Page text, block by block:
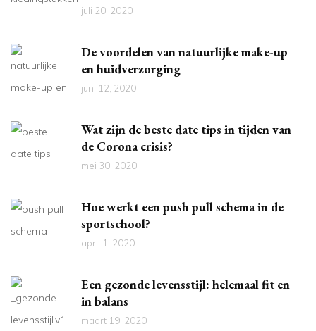
juli 20, 2020
De voordelen van natuurlijke make-up
en huidverzorging
juni 12, 2020
Wat zijn de beste date tips in tijden van
de Corona crisis?
mei 30, 2020
Hoe werkt een push pull schema in de
sportschool?
april 1, 2020
Een gezonde levensstijl: helemaal fit en
in balans
maart 19, 2020